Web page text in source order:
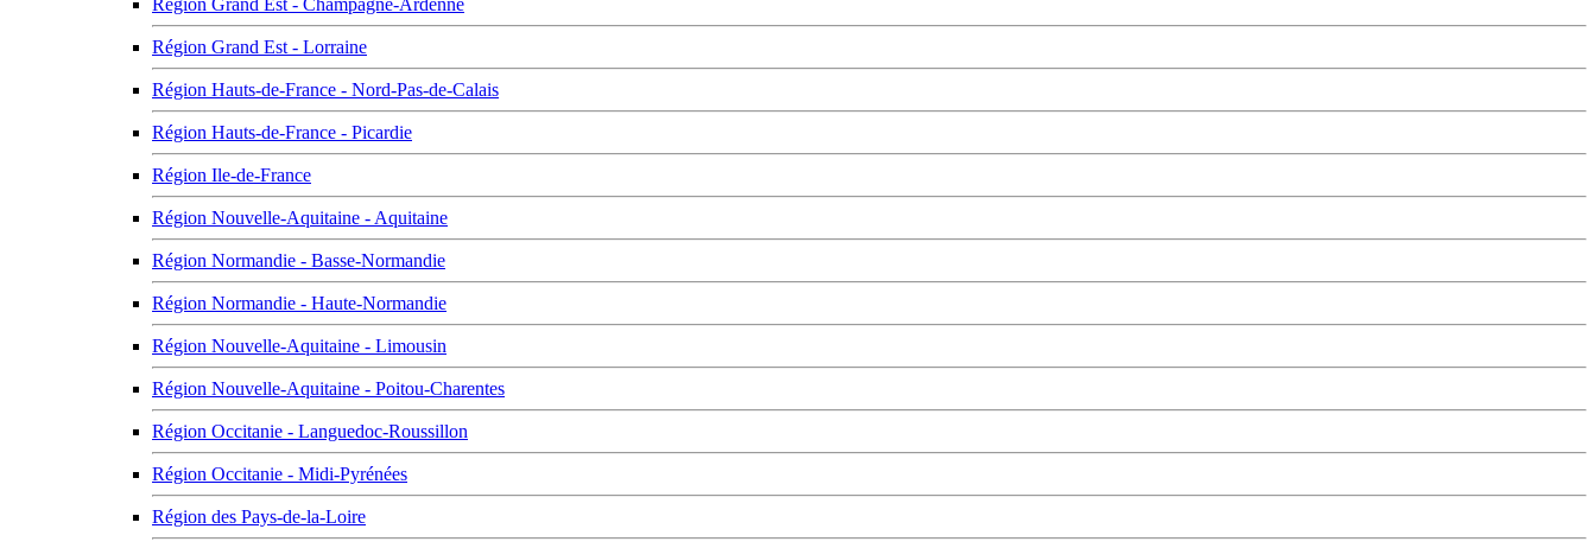
Région Grand Est - Champagne-Ardenne
Région Grand Est - Lorraine
Région Hauts-de-France - Nord-Pas-de-Calais
Région Hauts-de-France - Picardie
Région Ile-de-France
Région Nouvelle-Aquitaine - Aquitaine
Région Normandie - Basse-Normandie
Région Normandie - Haute-Normandie
Région Nouvelle-Aquitaine - Limousin
Région Nouvelle-Aquitaine - Poitou-Charentes
Région Occitanie - Languedoc-Roussillon
Région Occitanie - Midi-Pyrénées
Région des Pays-de-la-Loire